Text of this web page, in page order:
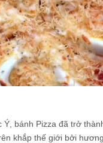
Ý, bánh Pizza đã trở
khắp thế giới bởi hương